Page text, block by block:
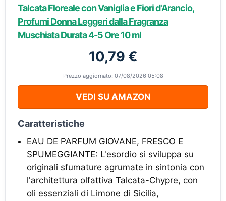
Talcata Floreale con Vaniglia e Fiori d'Arancio,
Profumi Donna Leggeri dalla Fragranza
Muschiata Durata 4-5 Ore 10 ml
10,79 €
Prezzo aggiornato: 07/08/2026 05:08
VEDI SU AMAZON
Caratteristiche
EAU DE PARFUM GIOVANE, FRESCO E
SPUMEGGIANTE: L'esordio si sviluppa su
originali sfumature agrumate in sintonia con
l'architettura olfattiva Talcata-Chypre, con
oli essenziali di Limone di Sicilia,